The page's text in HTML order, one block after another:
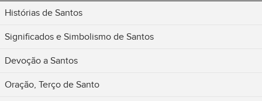
Histórias de Santos
Significados e Simbolismo de Santos
Devoção a Santos
Oração, Terço de Santo